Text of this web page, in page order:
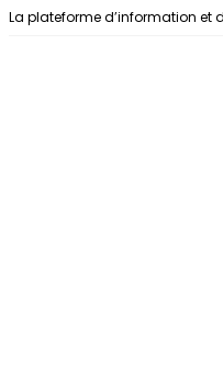
Aller au contenu
La plateforme d’information et